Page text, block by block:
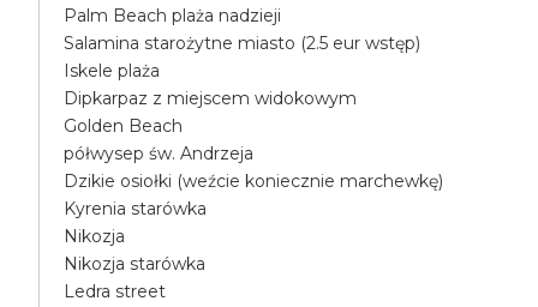
Palm Beach plaża nadzieji
Salamina starożytne miasto (2.5 eur wstęp)
Iskele plaża
Dipkarpaz z miejscem widokowym
Golden Beach
półwysep św. Andrzeja
Dzikie osiołki (weźcie koniecznie marchewkę)
Kyrenia starówka
Nikozja
Nikozja starówka
Ledra street